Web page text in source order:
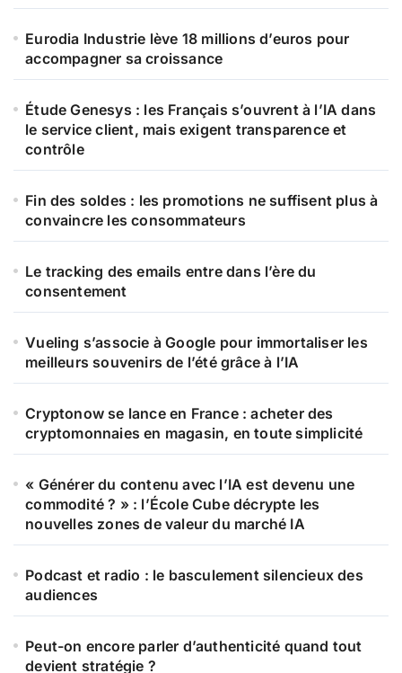
Eurodia Industrie lève 18 millions d’euros pour
accompagner sa croissance
Étude Genesys : les Français s’ouvrent à l’IA dans
le service client, mais exigent transparence et
contrôle
Fin des soldes : les promotions ne suffisent plus à
convaincre les consommateurs
Le tracking des emails entre dans l’ère du
consentement
Vueling s’associe à Google pour immortaliser les
meilleurs souvenirs de l’été grâce à l’IA
Cryptonow se lance en France : acheter des
cryptomonnaies en magasin, en toute simplicité
« Générer du contenu avec l’IA est devenu une
commodité ? » : l’École Cube décrypte les
nouvelles zones de valeur du marché IA
Podcast et radio : le basculement silencieux des
audiences
Peut-on encore parler d’authenticité quand tout
devient stratégie ?